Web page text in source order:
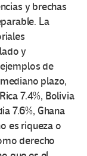
y brechas
La
y
de
plazo,
7.4%, Bolivia
7.6%, Ghana
es riqueza o
derecho